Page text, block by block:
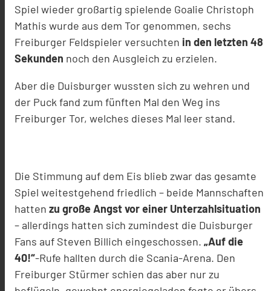
Spiel wieder großartig spielende Goalie Christoph
Mathis wurde aus dem Tor genommen, sechs
Freiburger Feldspieler versuchten in den letzten 48
Sekunden noch den Ausgleich zu erzielen.
Aber die Duisburger wussten sich zu wehren und
der Puck fand zum fünften Mal den Weg ins
Freiburger Tor, welches dieses Mal leer stand.
Die Stimmung auf dem Eis blieb zwar das gesamte
Spiel weitestgehend friedlich – beide Mannschaften
hatten zu große Angst vor einer Unterzahlsituation
– allerdings hatten sich zumindest die Duisburger
Fans auf Steven Billich eingeschossen. „Auf die
40!“-Rufe hallten durch die Scania-Arena. Den
Freiburger Stürmer schien das aber nur zu